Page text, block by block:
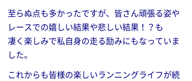
至らぬ点も多かったですが、皆さん頑張る姿や
レースでの嬉しい結果や悲しい結果！？も
凄く楽しみで私自身の走る励みにもなっていま
した。
これからも皆様の楽しいランニングライフが続